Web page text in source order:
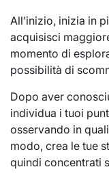
All’inizio, inizia in
acquisisci
momento di
possibilità di
Dopo aver
individua i tuoi
osservando in
modo, crea le tue
quindi concentrati